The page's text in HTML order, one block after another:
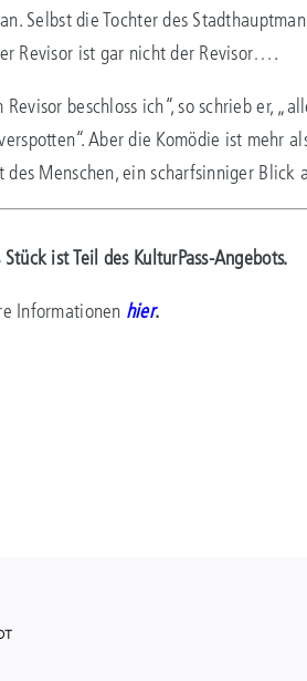
Selbst die Tochter des
Revisor ist gar nicht der Revisor….
beschloss ich“, so schrieb er,
Aber die Komödie ist mehr
Menschen, ein scharfsinniger Blick
Stück ist Teil des KulturPass-Angebots.
Informationen hier.